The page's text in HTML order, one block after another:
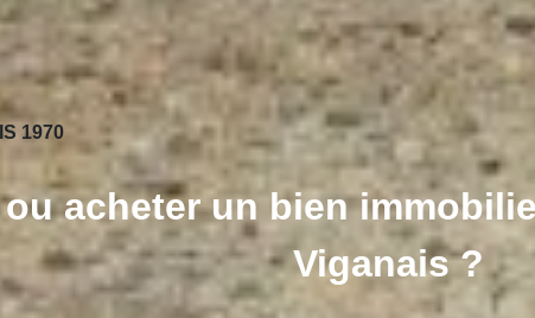
1970
acheter un bien
Viganais ?